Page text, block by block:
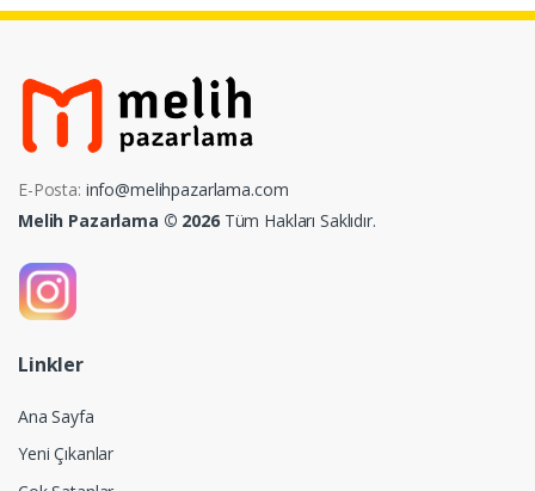
E-Posta: info@melihpazarlama.com
Melih Pazarlama © 2026Tüm Hakları Saklıdır.
Linkler
Ana Sayfa
Yeni Çıkanlar